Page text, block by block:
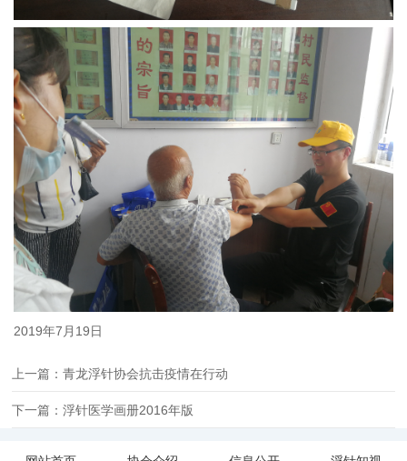
2019年7月19日
上一篇：青龙浮针协会抗击疫情在行动
下一篇：浮针医学画册2016年版